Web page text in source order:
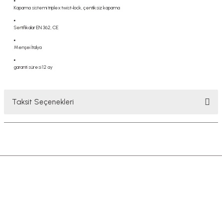
Kapama sistemi triplex twist-lock, çentiksiz kapama
Sertifikalar EN 362, CE
Menşei İtalya
garanti süresi 12 ay
Taksit Seçenekleri